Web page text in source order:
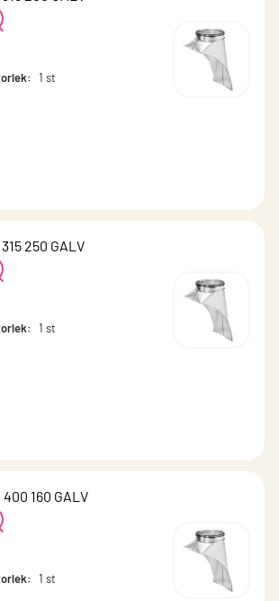
: 1 st
250 GALV
: 1 st
400 160 GALV
: 1 st